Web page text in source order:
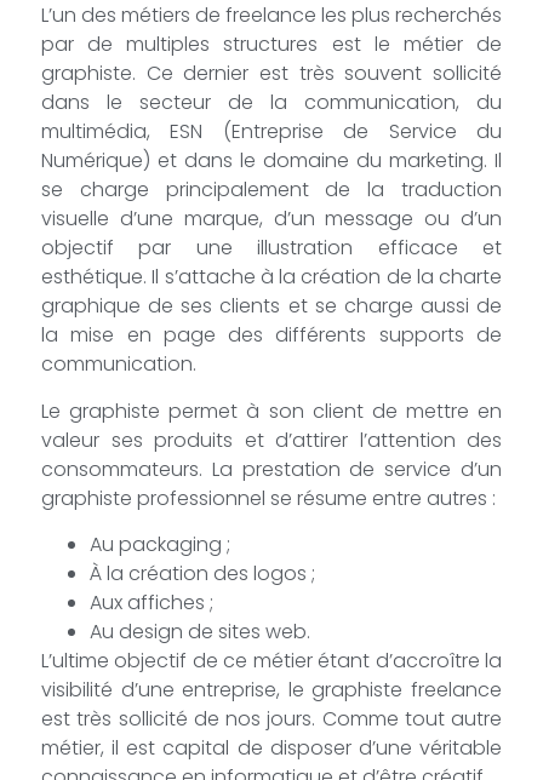
L’un des métiers de freelance les plus recherchés
par de multiples structures est le métier de
graphiste. Ce dernier est très souvent sollicité
dans le secteur de la communication, du
multimédia, ESN (Entreprise de Service du
Numérique) et dans le domaine du marketing. Il
se charge principalement de la traduction
visuelle d’une marque, d’un message ou d’un
objectif par une illustration efficace et
esthétique. Il s’attache à la création de la charte
graphique de ses clients et se charge aussi de
la mise en page des différents supports de
communication.
Le graphiste permet à son client de mettre en
valeur ses produits et d’attirer l’attention des
consommateurs. La prestation de service d’un
graphiste professionnel se résume entre autres :
Au packaging ;
À la création des logos ;
Aux affiches ;
Au design de sites web.
L’ultime objectif de ce métier étant d’accroître la
visibilité d’une entreprise, le graphiste freelance
est très sollicité de nos jours. Comme tout autre
métier, il est capital de disposer d’une véritable